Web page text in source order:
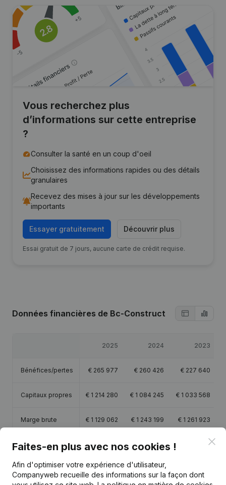
Vous recherchez plus
d’informations sur cette entreprise
?
Consulter la santé en un coup d'oeil
Choisissez des informations rapides ou des détails
granulaires
Recevez des mises à jour sur les développements
importants
Essayer gratuitement Découvrir plus
Essai gratuit de 7 jours, aucune carte de crédit requise.
Données financières de Bc-Construct
2025 2024 2023
Bénéfices/pertes € 265 977 € 260 426 € 227 640
Capitaux propres € 1 214 280 € 1 084 245 € 1 033 568
Marge brute € 1 129 062 € 1 243 199 € 1 261 923
Personnel 10,3 10,6 10,7
Faites-en plus avec nos cookies !
Afin d'optimiser votre expérience d'utilisateur,
Companyweb recueille des informations sur la façon dont